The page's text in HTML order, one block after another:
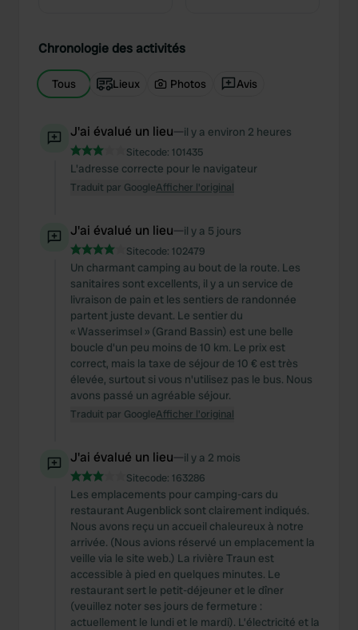
Chronologie des activités
Tous Lieux Photos Avis
J'ai évalué un lieu—il y a environ 2 heures
Sitecode: 101435
L'adresse correcte pour le navigateur
Traduit par GoogleAfficher l'original
J'ai évalué un lieu—il y a 5 jours
Sitecode: 102479
Un charmant camping au bout de la route. Les
sanitaires sont excellents, il y a un service de
livraison de pain et les sentiers de randonnée
partent juste devant. Le sentier du
« Wasserimsel » (Grand Bassin) est une belle
boucle d'un peu moins de 10 km. Le prix est
correct, mais la taxe de séjour de 10 € est très
élevée, surtout si vous n'utilisez pas le bus. Nous
avons passé un agréable séjour.
Traduit par GoogleAfficher l'original
J'ai évalué un lieu—il y a 2 mois
Sitecode: 163286
Les emplacements pour camping-cars du
restaurant Augenblick sont clairement indiqués.
Nous avons reçu un accueil chaleureux à notre
arrivée. (Nous avions réservé un emplacement la
veille via le site web.) La rivière Traun est
accessible à pied en quelques minutes. Le
restaurant sert le petit-déjeuner et le dîner
(veuillez noter ses jours de fermeture :
actuellement le lundi et le mardi). L’électricité et la